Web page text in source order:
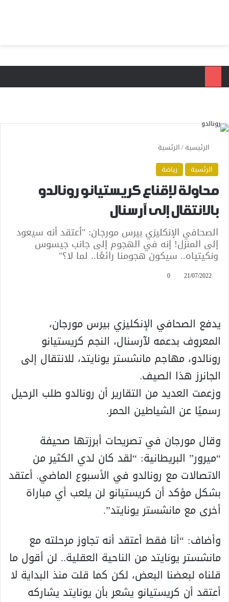
الرئيسية/الرئسية
الرئسية
رياضة
محاولة لإقناع كريستيانو رونالدو
بالانتقال إلى آرسنال
الصحافي الإنكليزي بيرس مورجان: "أعتقد أنه سيعود
إلى المنزل! إنه في الهجوم إلى جانب جيسوس
ونكيتياه.. سيكون هجومنا رائعًا.. لما لا؟"
21/07/2022
0
يدفع الصحافي الإنكليزي بيرس مورجان،
المعروف بدعمه لآرسنال، النجم كريستيانو
رونالدو، مهاجم مانشستر يونايتد، للانتقال إلى
الجانرز هذا الصيف.
وزعمت العديد من التقارير أن رونالدو طلب الرحيل
رسميًا عن الشياطين الحمر.
وقال مورجان في تصريحات أبرزتها صحيفة
“ميرور” البريطانية: “لقد كان لدي الكثير من
الاتصالات مع رونالدو في الأسبوع الماضي. أعتقد
بشكل مؤكد أن كريستيانو لن يلعب أي مباراة
أخرى مع مانشستر يونايتد”.
وأضاف: “أنا فقط أعتقد أنه تجاوز مرحلته مع
مانشستر يونايتد من الناحية العقلية.. لن أقول ما
قلناه لبعضنا البعض، لكن كما قلت منذ البداية لا
أعتقد أن كريستيانو يشعر بأن يونايتد يشاركه